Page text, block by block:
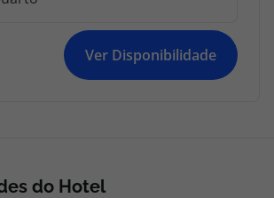
Ver Disponibilidade
do Hotel